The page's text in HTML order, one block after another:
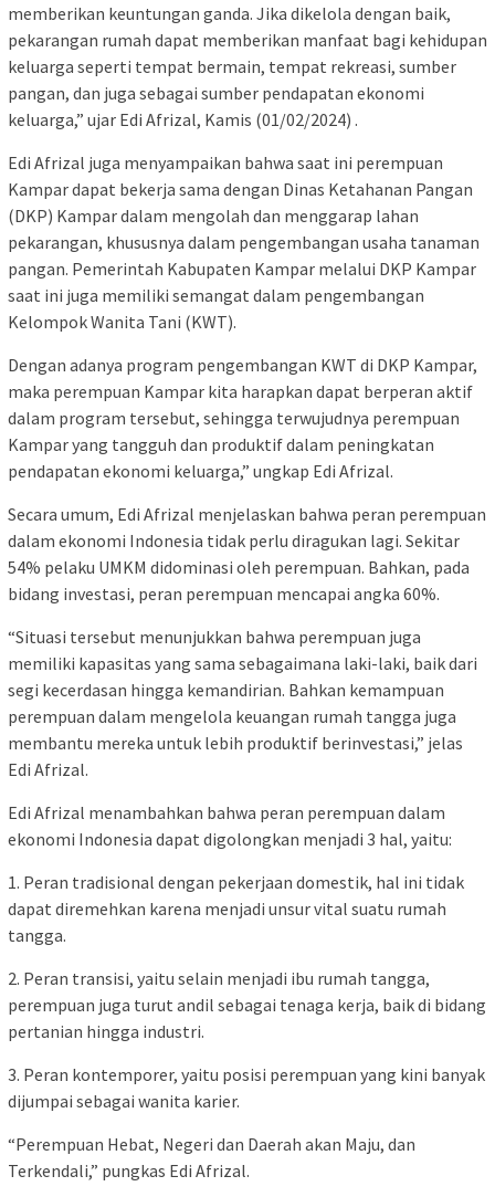
memberikan keuntungan ganda. Jika dikelola dengan baik,
pekarangan rumah dapat memberikan manfaat bagi kehidupan
keluarga seperti tempat bermain, tempat rekreasi, sumber
pangan, dan juga sebagai sumber pendapatan ekonomi
keluarga,” ujar Edi Afrizal, Kamis (01/02/2024) .
Edi Afrizal juga menyampaikan bahwa saat ini perempuan
Kampar dapat bekerja sama dengan Dinas Ketahanan Pangan
(DKP) Kampar dalam mengolah dan menggarap lahan
pekarangan, khususnya dalam pengembangan usaha tanaman
pangan. Pemerintah Kabupaten Kampar melalui DKP Kampar
saat ini juga memiliki semangat dalam pengembangan
Kelompok Wanita Tani (KWT).
Dengan adanya program pengembangan KWT di DKP Kampar,
maka perempuan Kampar kita harapkan dapat berperan aktif
dalam program tersebut, sehingga terwujudnya perempuan
Kampar yang tangguh dan produktif dalam peningkatan
pendapatan ekonomi keluarga,” ungkap Edi Afrizal.
Secara umum, Edi Afrizal menjelaskan bahwa peran perempuan
dalam ekonomi Indonesia tidak perlu diragukan lagi. Sekitar
54% pelaku UMKM didominasi oleh perempuan. Bahkan, pada
bidang investasi, peran perempuan mencapai angka 60%.
“Situasi tersebut menunjukkan bahwa perempuan juga
memiliki kapasitas yang sama sebagaimana laki-laki, baik dari
segi kecerdasan hingga kemandirian. Bahkan kemampuan
perempuan dalam mengelola keuangan rumah tangga juga
membantu mereka untuk lebih produktif berinvestasi,” jelas
Edi Afrizal.
Edi Afrizal menambahkan bahwa peran perempuan dalam
ekonomi Indonesia dapat digolongkan menjadi 3 hal, yaitu:
1. Peran tradisional dengan pekerjaan domestik, hal ini tidak
dapat diremehkan karena menjadi unsur vital suatu rumah
tangga.
2. Peran transisi, yaitu selain menjadi ibu rumah tangga,
perempuan juga turut andil sebagai tenaga kerja, baik di bidang
pertanian hingga industri.
3. Peran kontemporer, yaitu posisi perempuan yang kini banyak
dijumpai sebagai wanita karier.
“Perempuan Hebat, Negeri dan Daerah akan Maju, dan
Terkendali,” pungkas Edi Afrizal.